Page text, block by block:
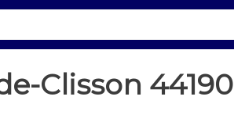
Clisson 44190